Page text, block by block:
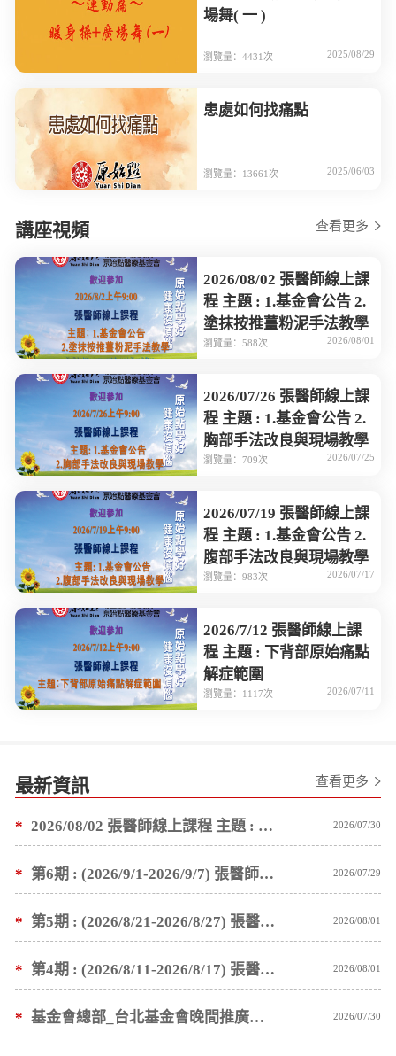
場舞( 一 )
瀏覽量：4431次 2025/08/29
患處如何找痛點
瀏覽量：13661次 2025/06/03
講座視頻 查看更多
2026/08/02 張醫師線上課
程 主題 : 1.基金會公告 2.
塗抹按推薑粉泥手法教學
瀏覽量：588次 2026/08/01
2026/07/26 張醫師線上課
程 主題 : 1.基金會公告 2.
胸部手法改良與現場教學
瀏覽量：709次 2026/07/25
2026/07/19 張醫師線上課
程 主題 : 1.基金會公告 2.
腹部手法改良與現場教學
瀏覽量：983次 2026/07/17
2026/7/12 張醫師線上課
程 主題 : 下背部原始痛點
解症範圍
瀏覽量：1117次 2026/07/11
最新資訊 查看更多
* 2026/08/02 張醫師線上課程 主題 : 1.基金會公告 2.塗抹按推薑粉泥手法教學 2026/07/30
* 第6期 : (2026/9/1-2026/9/7) 張醫師親自培訓手法 廣州基礎班7 天錄取名單公告 2026/07/29
* 第5期 : (2026/8/21-2026/8/27) 張醫師親自培訓手法 廣州基礎班7 天錄取名單公告 2026/08/01
* 第4期 : (2026/8/11-2026/8/17) 張醫師親自培訓手法 廣州基礎班7 天錄取名單公告 2026/08/01
* 基金會總部_台北基金會晚間推廣暫停服務公告 2026/07/30